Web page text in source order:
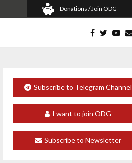
Donations / Join ODG
Subscribe to Telegram Channel
I want to join ODG
Subscribe to Newsletter